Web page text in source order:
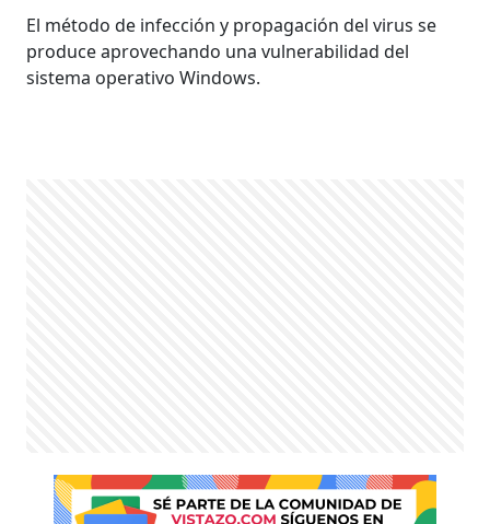
El método de infección y propagación del virus se
produce aprovechando una vulnerabilidad del
sistema operativo Windows.